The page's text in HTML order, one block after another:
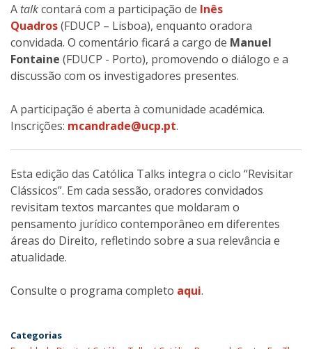
A talkcontará com a participação de Inês
Quadros(FDUCP – Lisboa), enquanto oradora
convidada. O comentário ficará a cargo de Manuel
Fontaine (FDUCP - Porto), promovendo o diálogo e a
discussão com os investigadores presentes.
A participação é aberta à comunidade académica.
Inscrições: mcandrade@ucp.pt.
Esta edição das Católica Talks integra o ciclo “Revisitar
Clássicos”. Em cada sessão, oradores convidados
revisitam textos marcantes que moldaram o
pensamento jurídico contemporâneo em diferentes
áreas do Direito, refletindo sobre a sua relevância e
atualidade.
Consulte o programa completo aqui.
Categorias